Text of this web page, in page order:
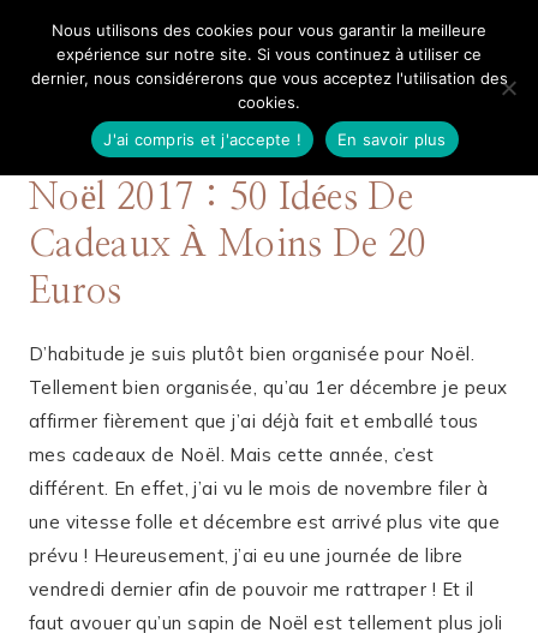
contenuMangue Poudrée
4 DÉCEMBRE 2017 BEAUTÉ,LIFESTYLE,MODE
Noël 2017 : 50 Idées De
Cadeaux À Moins De 20
Euros
D’habitude je suis plutôt bien organisée pour Noël.
Tellement bien organisée, qu’au 1er décembre je peux
affirmer fièrement que j’ai déjà fait et emballé tous
mes cadeaux de Noël. Mais cette année, c’est
différent. En effet, j’ai vu le mois de novembre filer à
une vitesse folle et décembre est arrivé plus vite que
prévu ! Heureusement, j’ai eu une journée de libre
vendredi dernier afin de pouvoir me rattraper ! Et il
faut avouer qu’un sapin de Noël est tellement plus joli
Nous utilisons des cookies pour vous garantir la meilleure
expérience sur notre site. Si vous continuez à utiliser ce
dernier, nous considérerons que vous acceptez l'utilisation des
cookies.
J'ai compris et j'accepte !
En savoir plus